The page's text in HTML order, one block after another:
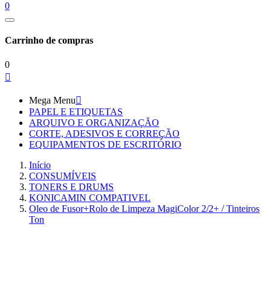
0
Carrinho de compras
0

Mega Menu
PAPEL E ETIQUETAS
ARQUIVO E ORGANIZAÇÃO
CORTE, ADESIVOS E CORREÇÃO
EQUIPAMENTOS DE ESCRITÓRIO
Início
CONSUMÍVEIS
TONERS E DRUMS
KONICAMIN COMPATIVEL
Oleo de Fusor+Rolo de Limpeza MagiColor 2/2+ / Tinteiros
Ton